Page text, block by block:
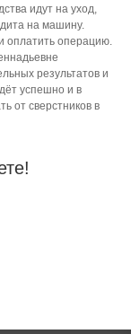
идут на уход,
на машину.
оплатить операцию.
результатов и
успешно и в
от сверстников в